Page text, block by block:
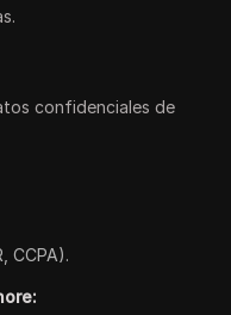
confidenciales de
CCPA).